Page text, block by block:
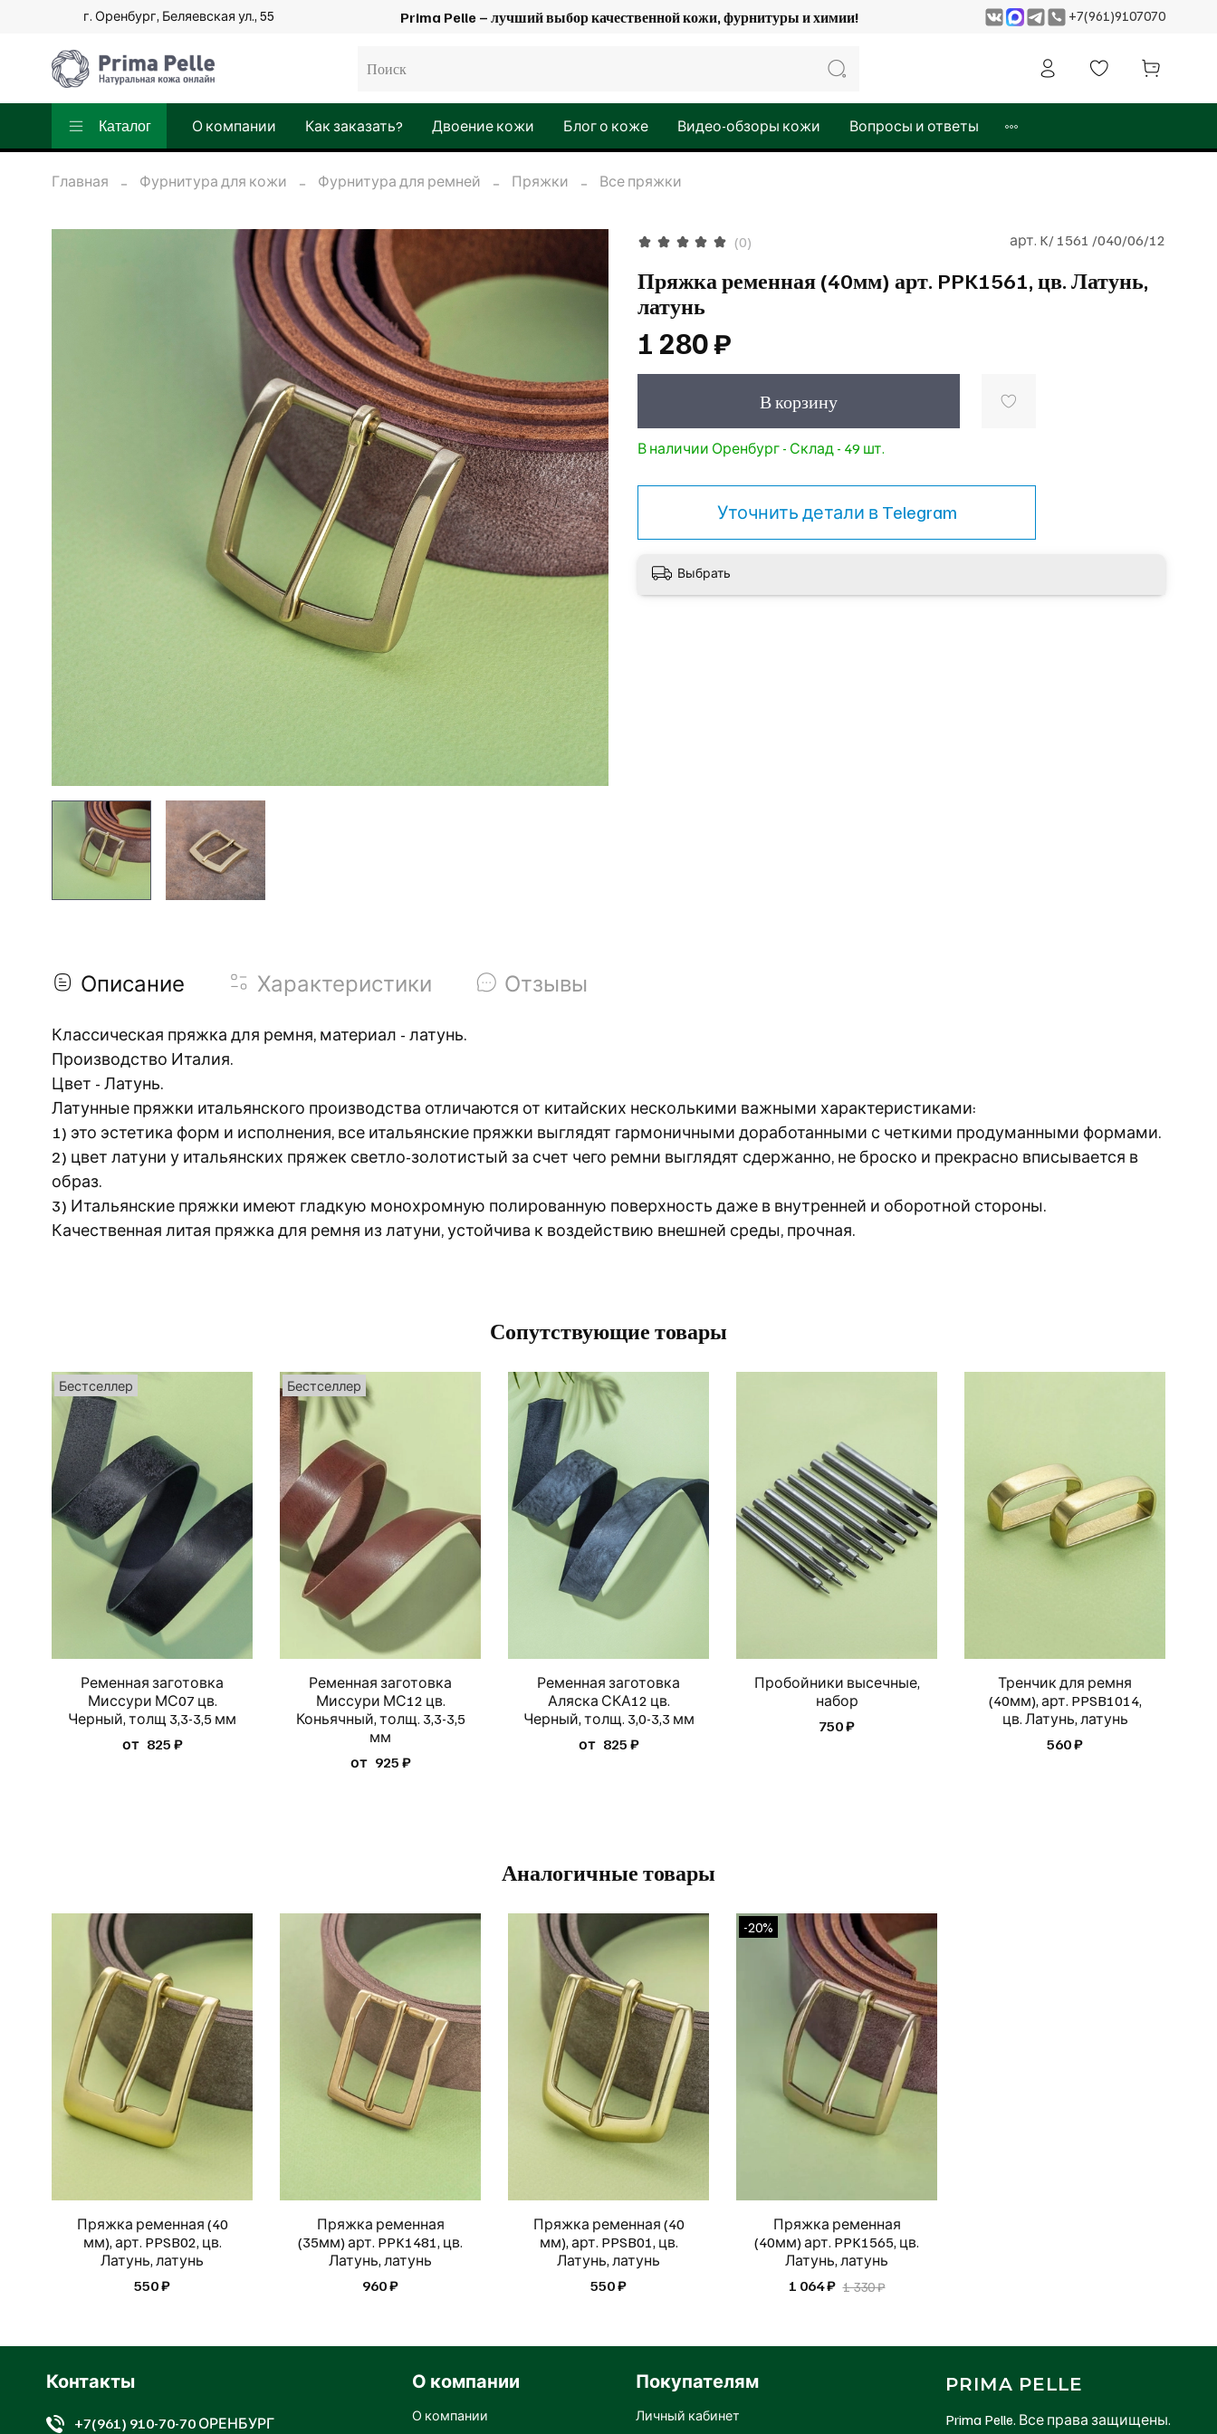
г. Оренбург, Беляевская ул., 55 Prima Pelle – лучший выбор качественной кожи, фурнитуры и химии! +7(961)9107070
Каталог О компании Как заказать? Двоение кожи Блог о коже Видео-обзоры кожи Вопросы и ответы
Главная Фурнитура для кожи Фурнитура для ремней Пряжки Все пряжки
(0) арт. K/ 1561 /040/06/12
Пряжка ременная (40мм) арт. PPK1561, цв. Латунь,
латунь
1 280 ₽
В корзину
В наличии Оренбург - Склад - 49 шт.
Уточнить детали вTelegram
Выбрать
Описание Характеристики Отзывы
Классическая пряжка для ремня, материал - латунь.
Производство Италия.
Цвет - Латунь.
Латунные пряжки итальянского производства отличаются от китайских несколькими важными характеристиками:
1) это эстетика форм и исполнения, все итальянские пряжки выглядят гармоничными доработанными с четкими продуманными формами.
2) цвет латуни у итальянских пряжек светло-золотистый за счет чего ремни выглядят сдержанно, не броско и прекрасно вписывается в
образ.
3) Итальянские пряжки имеют гладкую монохромную полированную поверхность даже в внутренней и оборотной стороны.
Качественная литая пряжка для ремня из латуни, устойчива к воздействию внешней среды, прочная.
Сопутствующие товары
Бестселлер
Ременная заготовка
Миссури МС07 цв.
Черный, толщ 3,3-3,5 мм
от 825 ₽
Бестселлер
Ременная заготовка
Миссури МС12 цв.
Коньячный, толщ. 3,3-3,5
мм
от 925 ₽
Ременная заготовка
Аляска СКА12 цв.
Черный, толщ. 3,0-3,3 мм
от 825 ₽
Пробойники высечные,
набор
750 ₽
Тренчик для ремня
(40мм), арт. PPSB1014,
цв. Латунь, латунь
560 ₽
Аналогичные товары
Пряжка ременная (40
мм), арт. PPSB02, цв.
Латунь, латунь
550 ₽
Пряжка ременная
(35мм) арт. PPK1481, цв.
Латунь, латунь
960 ₽
Пряжка ременная (40
мм), арт. PPSB01, цв.
Латунь, латунь
550 ₽
-20%
Пряжка ременная
(40мм) арт. PPK1565, цв.
Латунь, латунь
1 064 ₽ 1 330 ₽
Контакты
+7(961) 910-70-70 ОРЕНБУРГ
О компании
О компании
Покупателям
Личный кабинет
PRIMA PELLE
Prima Pelle. Все права защищены.